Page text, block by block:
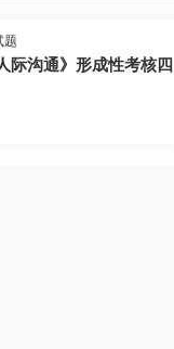
题
际沟通》形成性考核四